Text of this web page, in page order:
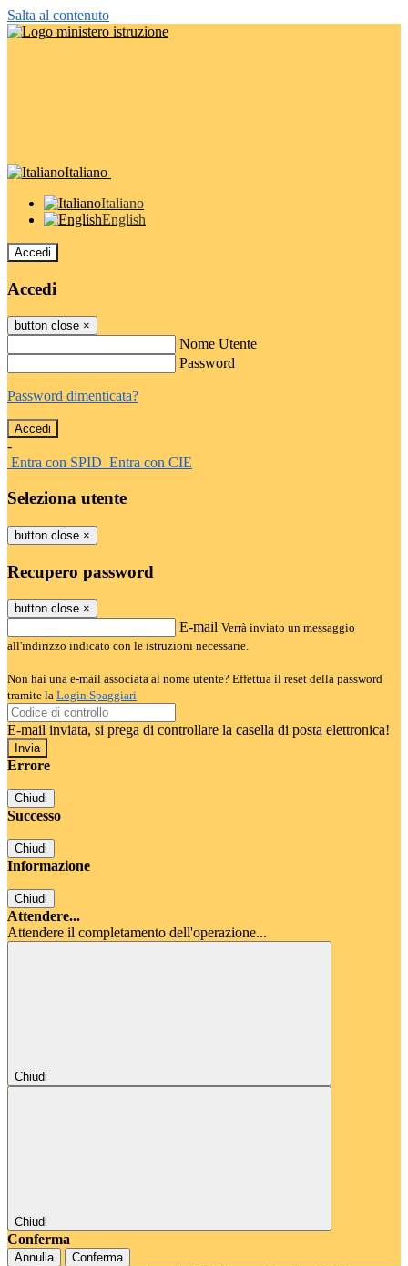
Salta al contenuto
Italiano
Italiano
English
Accedi
Accedi
button close ×
Nome Utente
Password
Password dimenticata?
-
Entra con SPID Entra con CIE
Seleziona utente
button close ×
Recupero password
button close ×
E-mail Verrà inviato un messaggio
all'indirizzo indicato con le istruzioni necessarie.
Non hai una e-mail associata al nome utente? Effettua il reset della password
tramite la Login Spaggiari
E-mail inviata, si prega di controllare la casella di posta elettronica!
Errore
Chiudi
Successo
Chiudi
Informazione
Chiudi
Attendere...
Attendere il completamento dell'operazione...
Chiudi
Chiudi
Conferma
Annulla Conferma